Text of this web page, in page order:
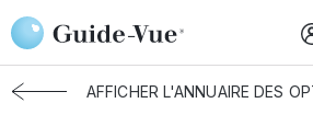
Aller au contenu principal
Accueil Choisir mon opticien Marseille
AFFICHER L'ANNUAIRE DES